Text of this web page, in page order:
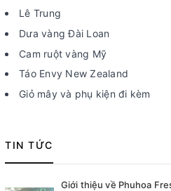
Lê Trung
Dưa vàng Đài Loan
Cam ruột vàng Mỹ
Táo Envy New Zealand
Giỏ mây và phụ kiện đi kèm
TIN TỨC
Giới thiệu về Phuhoa